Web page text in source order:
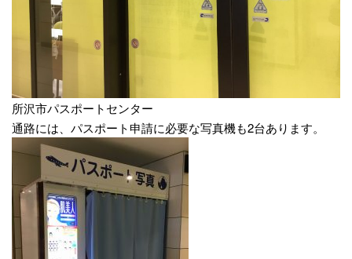
所沢市パスポートセンター
通路には、パスポート申請に必要な写真機も2台あります。